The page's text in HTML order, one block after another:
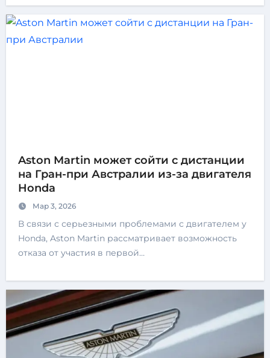
Aston Martin может сойти с дистанции
на Гран-при Австралии из-за двигателя
Honda
Мар 3, 2026
В связи с серьезными проблемами с двигателем у
Honda, Aston Martin рассматривает возможность
отказа от участия в первой…